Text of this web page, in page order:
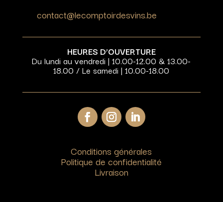
contact@lecomptoirdesvins.be
HEURES D’OUVERTURE
Du lundi au vendredi | 10.00-12.00 & 13.00-
18.00 / Le samedi | 10.00-18.00
Conditions générales
Politique de confidentialité
Livraison